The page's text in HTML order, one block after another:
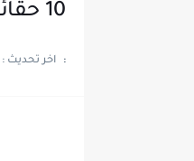
10 حقائق لا تعرفها عن جون سينا
: اخر تحديث :